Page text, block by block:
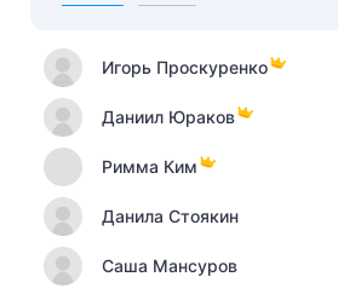
Игорь Проскуренко
Даниил Юраков
Римма Ким
Данила Стоякин
Саша Мансуров